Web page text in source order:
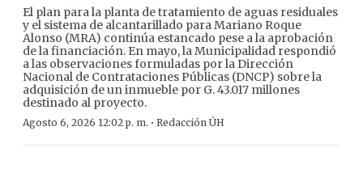
El plan para la planta de tratamiento de aguas residuales
y el sistema de alcantarillado para Mariano Roque
Alonso (MRA) continúa estancado pese a la aprobación
de la financiación. En mayo, la Municipalidad respondió
a las observaciones formuladas por la Dirección
Nacional de Contrataciones Públicas (DNCP) sobre la
adquisición de un inmueble por G. 43.017 millones
destinado al proyecto.
Agosto 6, 2026 12:02 p. m. · Redacción ÚH